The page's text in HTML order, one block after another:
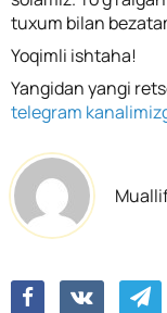
tuxum bilan
Yoqimli ishtaha!
Yangidan yangi
telegram